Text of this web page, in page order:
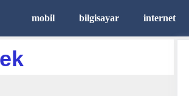
mobil bilgisayar internet